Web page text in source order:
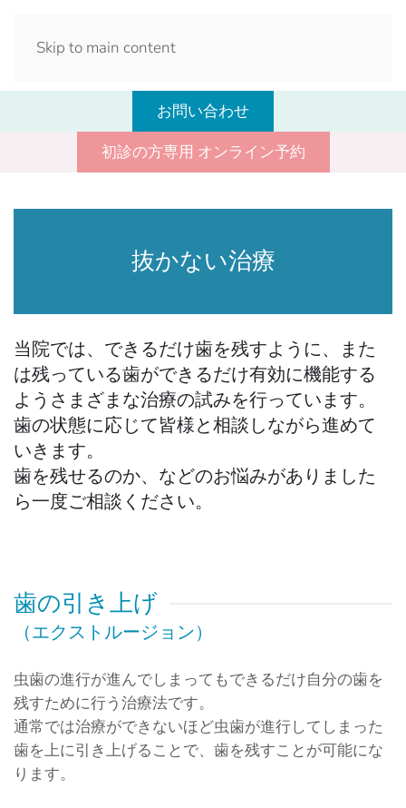
Skip to main content
お問い合わせ
初診の方専用 オンライン予約
抜かない治療
当院では、できるだけ歯を残すように、また
は残っている歯ができるだけ有効に機能する
ようさまざまな治療の試みを行っています。
歯の状態に応じて皆様と相談しながら進めて
いきます。
歯を残せるのか、などのお悩みがありました
ら一度ご相談ください。
歯の引き上げ
（エクストルージョン）
虫歯の進行が進んでしまってもできるだけ自分の歯を
残すために行う治療法です。
通常では治療ができないほど虫歯が進行してしまった
歯を上に引き上げることで、歯を残すことが可能にな
ります。